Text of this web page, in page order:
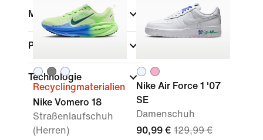
Marke
Passform
Technologie
Recyclingmaterialien
Nike Vomero 18
Straßenlaufschuh
(Herren)
Nike Air Force 1 '07
SE
Damenschuh
90,99 € 129,99 €